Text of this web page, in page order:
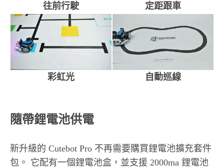
往前行駛 定距跟車
彩虹光 自動巡線
隨帶鋰電池供電
新升級的 Cutebot Pro 不再需要購買鋰電池擴充套件
包。 它配有一個鋰電池盒，並支援 2000ma 鋰電池